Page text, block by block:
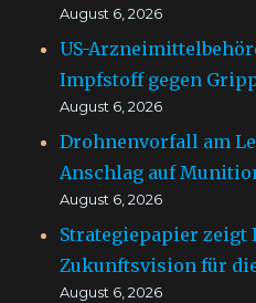
August 6, 2026
US-
Impfstoff gegen
August 6, 2026
Drohnenvorfall am
Anschlag auf
August 6, 2026
Strategiepapier zeigt
Zukunftsvision für
August 6, 2026